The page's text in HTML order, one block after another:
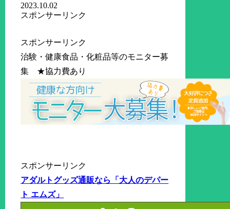
2023.10.02
スポンサーリンク
スポンサーリンク
治験・健康食品・化粧品等のモニター募
集 ★協力費あり
スポンサーリンク
アダルトグッズ通販なら「大人のデパー
ト エムズ」